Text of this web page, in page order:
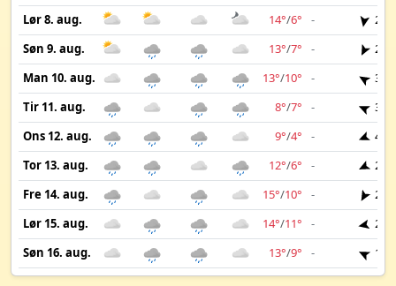
Lør 8. aug.
14°/6° -
2
Søn 9. aug.
13°/7° -
2
Man 10. aug.
13°/10° -
3
Tir 11. aug.
8°/7° -
3
Ons 12. aug.
9°/4° -
4
Tor 13. aug.
12°/6° -
2
Fre 14. aug.
15°/10° -
2
Lør 15. aug.
14°/11° -
2
Søn 16. aug.
13°/9° - 1